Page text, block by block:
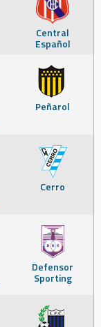
Central
Español
Peñarol
Cerro
Defensor
Sporting